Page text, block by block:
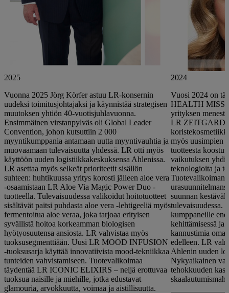
2025
Vuonna 2025 Jörg Körfer astuu LR-konsernin
uudeksi toimitusjohtajaksi ja käynnistää strategisen
muutoksen yhtiön 40-vuotisjuhlavuonna.
Ensimmäinen virstanpylväs oli Global Leader
Convention, johon kutsuttiin 2 000
myyntikumppania antamaan uutta myyntivauhtia ja
muovaamaan tulevaisuutta yhdessä. LR otti myös
käyttöön uuden logistiikkakeskuksensa Ahlenissa.
LR asettaa myös selkeät prioriteetit sisällön
suhteen: huhtikuussa yritys korosti jälleen aloe vera
-osaamistaan LR Aloe Via Magic Power Duo -
tuotteella. Tulevaisuudessa valikoidut hoitotuotteet
sisältävät paitsi puhdasta aloe vera -lehtigeeliä myös
fermentoitua aloe veraa, joka tarjoaa erityisen
syvällistä hoitoa korkeamman biologisen
hyötyosuutensa ansiosta. LR vahvistaa myös
tuoksusegmenttiään. Uusi LR MOOD INFUSION
-tuoksusarja käyttää innovatiivista mood-tekniikkaa
tunteiden vahvistamiseen. Tuotevalikoimaa
täydentää LR ICONIC ELIXIRS – neljä erottuvaa
tuoksua naisille ja miehille, jotka edustavat
glamouria, arvokkuutta, voimaa ja aistillisuutta.
2024
Vuosi 2024 on
HEALTH
yrityksen
LR ZEITGARD
myös uusimpien
tuotteesta
vaikutuksen
teknologioita ja
Tuotevalikoiman
suunnan
tulevaisuudessa.
kumppaneille
kehittämisessä ja
kannustimia
edelleen. LR
Ahlenin uuden
Nykyaikainen
tehokkuuden